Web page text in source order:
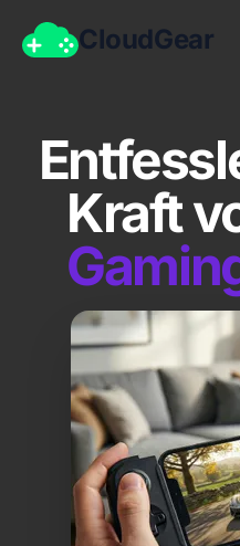
CloudGear
Kraft